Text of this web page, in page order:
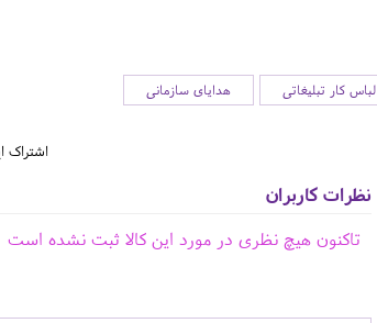
لباس کار تبلیغاتی هدایای سازمانی
نظرات کاربران
تاکنون هیچ نظری در مورد این کالا ثبت نشده است